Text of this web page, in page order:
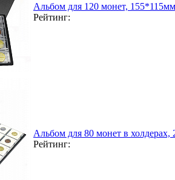
Альбом для 120 монет, 155*115мм
Рейтинг:
Альбом для 80 монет в
Рейтинг: